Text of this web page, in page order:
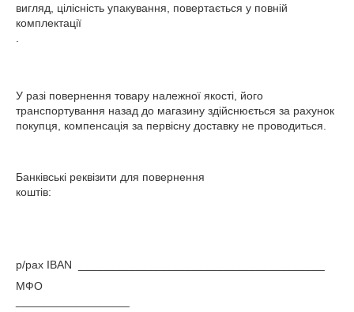
вигляд, цілісність упакування, повертається у повній
комплектації
У разі повернення товару належної якості, його
транспортування назад до магазину здійснюється за рахунок
покупця, компенсація за первісну доставку не проводиться.
Банківські реквізити для повернення
коштів:
р/рах IBAN _______________________________________
МФО